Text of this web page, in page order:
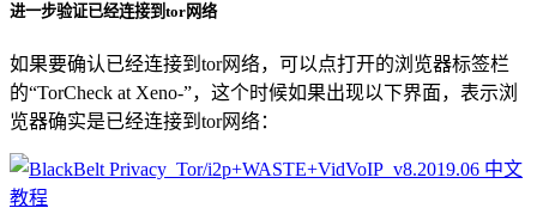
进一步验证已经连接到tor网络
如果要确认已经连接到tor网络，可以点打开的浏览器标签栏
的“TorCheck at Xeno-”，这个时候如果出现以下界面，表示浏
览器确实是已经连接到tor网络：